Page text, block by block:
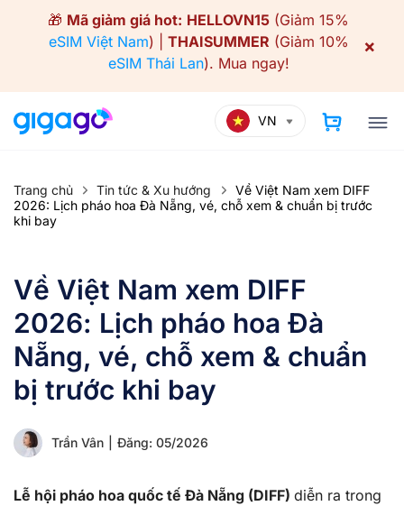
🎁 Mã giảm giá hot: HELLOVN15 (Giảm 15%
eSIM Việt Nam) | THAISUMMER (Giảm 10%
eSIM Thái Lan). Mua ngay!
×
VN
Trang chủ Tin tức & Xu hướng
Về Việt Nam xem DIFF
2026: Lịch pháo hoa Đà Nẵng, vé, chỗ xem & chuẩn bị trước
khi bay
Về Việt Nam xem DIFF
2026: Lịch pháo hoa Đà
Nẵng, vé, chỗ xem & chuẩn
bị trước khi bay
Trần Vân Đăng: 05/2026
Lễ hội pháo hoa quốc tế Đà Nẵng (DIFF) diễn ra trong